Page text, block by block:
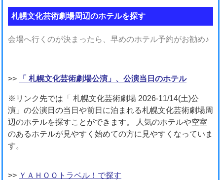
札幌文化芸術劇場周辺のホテルを探す
会場へ行くのが決まったら、早めのホテル予約がお勧め♪
>> 「 札幌文化芸術劇場公演」、公演当日のホテル
※リンク先では「 札幌文化芸術劇場 2026-11/14(土)公
演」の公演日の当日や前日に泊まれる札幌文化芸術劇場周
辺のホテルを探すことができます。 人気のホテルや空室
のあるホテルが見やすく始めての方に見やすくなっていま
す。
>> ＹＡＨＯＯトラベル！で探す